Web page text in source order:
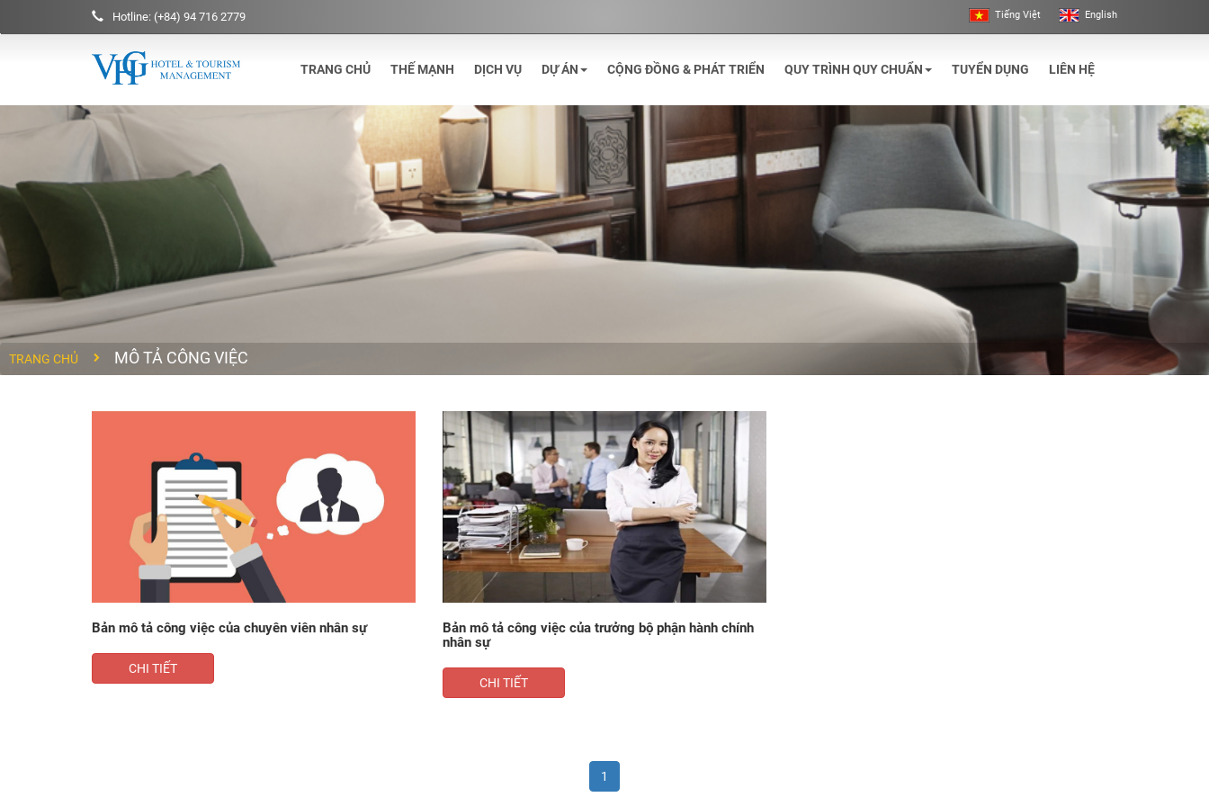
Hotline: (+84) 94 716 2779 English
Tiếng Việt
TRANG CHỦ THẾ MẠNH DỊCH VỤ DỰ ÁN CỘNG ĐỒNG & PHÁT TRIỂN QUY TRÌNH QUY CHUẨN TUYỂN DỤNG LIÊN HỆ
TRANG CHỦ MÔ TẢ CÔNG VIỆC
​Bản mô tả công việc của chuyên viên nhân sự
CHI TIẾT
​Bản mô tả công việc của trưởng bộ phận hành chính
nhân sự
CHI TIẾT
1